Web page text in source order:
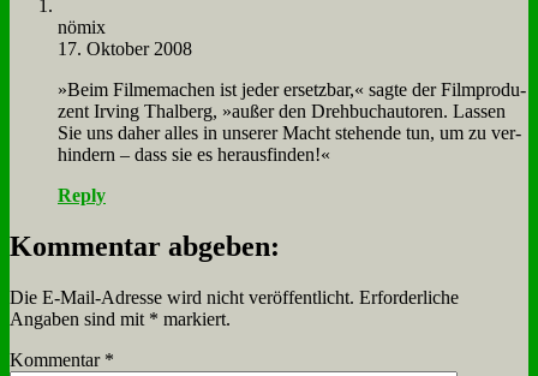
nö­mix
17. Oktober 2008
»Beim Fil­me­ma­chen ist je­der er­setz­bar,« sag­te der Film­pro­du­
zent Ir­ving Thal­berg, »au­ßer den Dreh­buch­au­to­ren. Las­sen
Sie uns da­her al­les in un­se­rer Macht ste­hen­de tun, um zu ver­
hin­dern – dass sie es her­aus­fin­den!«
Reply
Kommentar abgeben:
Die E-Mail-Adresse wird nicht veröffentlicht. Erforderliche
Angaben sind mit * markiert.
Kommentar *